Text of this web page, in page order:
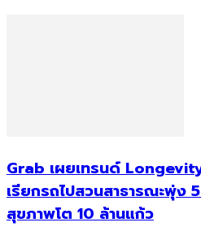
Grab เผยเทรนด์
เรียกรถไปสวนสาธารณะพุ่ง
สุขภาพโต 10 ล้านแก้ว